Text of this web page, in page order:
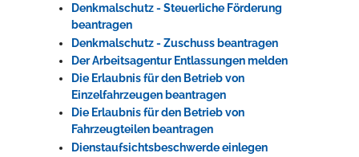
Denkmalschutz - Steuerliche Förderung
beantragen
Denkmalschutz - Zuschuss beantragen
Der Arbeitsagentur Entlassungen melden
Die Erlaubnis für den Betrieb von
Einzelfahrzeugen beantragen
Die Erlaubnis für den Betrieb von
Fahrzeugteilen beantragen
Dienstaufsichtsbeschwerde einlegen